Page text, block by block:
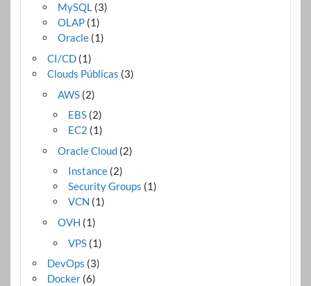
MySQL(3)
OLAP(1)
Oracle(1)
CI/CD(1)
Clouds Públicas (3)
AWS(2)
EBS (2)
EC2 (1)
Oracle Cloud(2)
Instance (2)
Security Groups (1)
VCN (1)
OVH (1)
VPS (1)
DevOps (3)
Docker(6)